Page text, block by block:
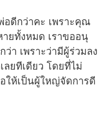
อดีกว่าคะ เพราะคุณ
ยทั้งหมด เราขออนุ
า เพราะว่ามีผู้ร่วมลง
ลยทีเดียว โดยที่ไม่
ให้เป็นผู้ใหญ่จัดการดี